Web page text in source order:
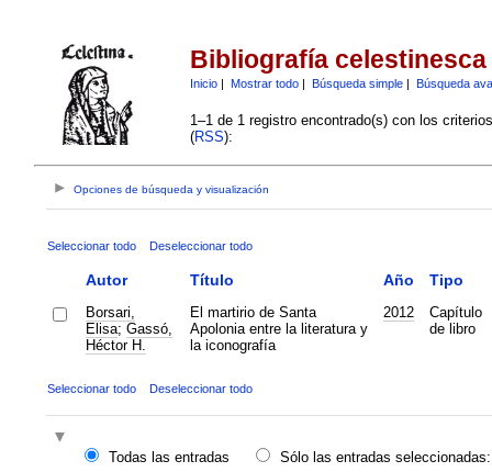
Bibliografía celestinesca
Inicio| Mostrar todo| Búsqueda simple| Búsqueda
1–1 de 1 registro encontrado(s) con los
(RSS):
Opciones de búsqueda y visualización
Seleccionar todo Deseleccionar todo
Autor Título Año Tipo
Borsari,
Elisa; Gassó,
Héctor H.
El martirio de Santa
Apolonia entre la literatura y
la iconografía
2012
Capítulo
de libro
Seleccionar todo Deseleccionar todo
Todas las entradas
Sólo las entradas seleccionadas: